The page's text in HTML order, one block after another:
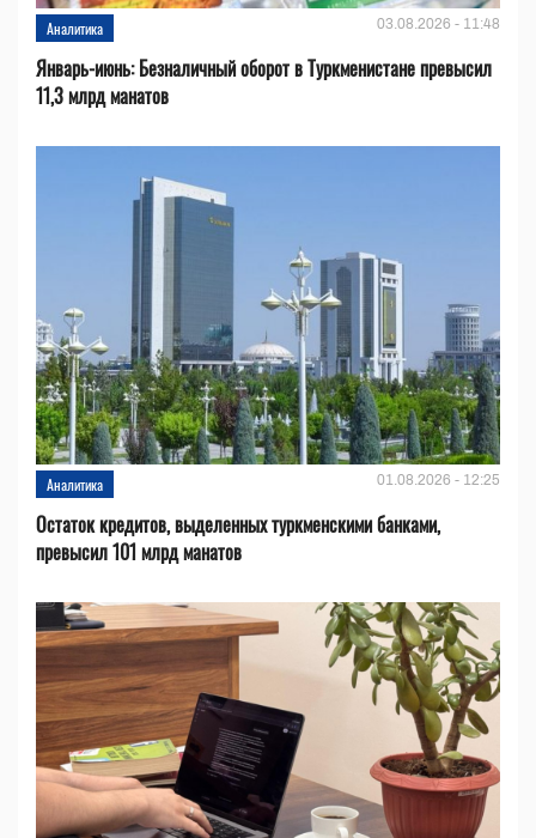
Аналитика 03.08.2026 - 11:48
Январь-июнь: Безналичный оборот в Туркменистане превысил
11,3 млрд манатов
Аналитика 01.08.2026 - 12:25
Остаток кредитов, выделенных туркменскими банками,
превысил 101 млрд манатов